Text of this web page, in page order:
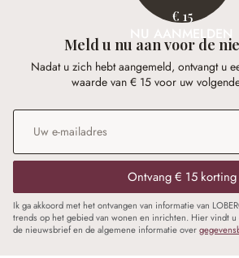
€ 15
NU AANMELDEN
Meld u nu aan voor de
Nadat u zich hebt aangemeld, ontvangt u
waarde van € 15 voor uw
E-mailadres
Ontvang € 15 korting
Ik ga akkoord met het ontvangen van informatie van
trends op het gebied van wonen en inrichten. Hier vindt u
de nieuwsbrief en de algemene informatie over